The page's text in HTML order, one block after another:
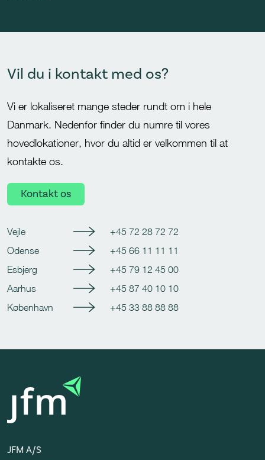
Vil du i kontakt med os?
Vi er lokaliseret mange steder rundt om i hele
Danmark. Nedenfor finder du numre til vores
hovedlokationer, hvor du altid er velkommen til at
kontakte os.
Kontakt os
Vejle
+45 72 28 72 72
Odense
+45 66 11 11 11
Esbjerg
+45 79 12 45 00
Aarhus
+45 87 40 10 10
København
+45 33 88 88 88
JFM A/S